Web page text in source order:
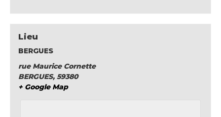
Lieu
BERGUES
rue Maurice Cornette
BERGUES, 59380
+ Google Map